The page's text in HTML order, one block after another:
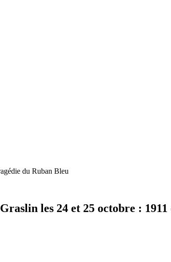
du Ruban Bleu
les 24 et 25 octobre :